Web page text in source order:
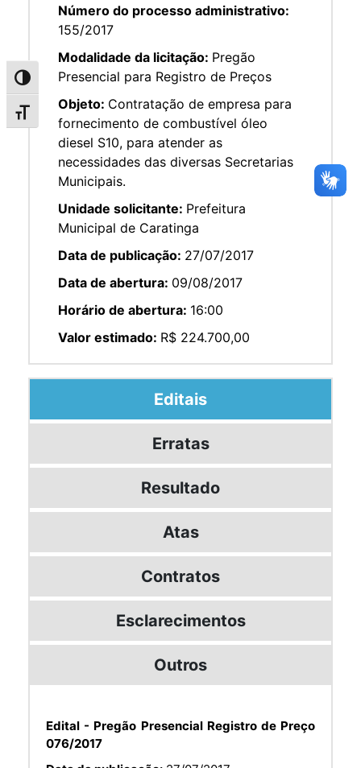
Alternar alto contraste
Alternar tamanho da fonte
Número do processo administrativo:
155/2017
Modalidade da licitação: Pregão
Presencial para Registro de Preços
Objeto: Contratação de empresa para
fornecimento de combustível óleo
diesel S10, para atender as
necessidades das diversas Secretarias
Municipais.
Unidade solicitante: Prefeitura
Municipal de Caratinga
Data de publicação: 27/07/2017
Data de abertura: 09/08/2017
Horário de abertura: 16:00
Valor estimado: R$ 224.700,00
Editais
Erratas
Resultado
Atas
Contratos
Esclarecimentos
Outros
Edital - Pregão Presencial Registro de Preço
076/2017